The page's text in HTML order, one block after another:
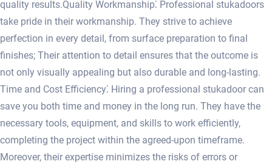
quality results.​ Quality Workmanship⁚ Professional stukadoors
take pride in their workmanship.​ They strive to achieve
perfection in every detail, from surface preparation to final
finishes; Their attention to detail ensures that the outcome is
not only visually appealing but also durable and long-lasting.​
Time and Cost Efficiency⁚ Hiring a professional stukadoor can
save you both time and money in the long run.​ They have the
necessary tools, equipment, and skills to work efficiently,
completing the project within the agreed-upon timeframe.​
Moreover, their expertise minimizes the risks of errors or